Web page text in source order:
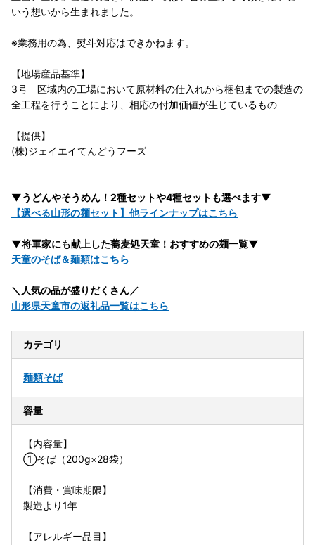
いう想いから生まれました。
※業務用の為、熨斗対応はできかねます。
【地場産品基準】
3号 区域内の工場において原材料の仕入れから梱包までの製造の
全工程を行うことにより、相応の付加価値が生じているもの
【提供】
(株)ジェイエイてんどうフーズ
▼うどんやそうめん！2種セットや4種セットも選べます▼
【選べる山形の麺セット】他ラインナップはこちら
▼将軍家にも献上した蕎麦処天童！おすすめの麺一覧▼
天童のそば＆麺類はこちら
＼人気の品が盛りだくさん／
山形県天童市の返礼品一覧はこちら
カテゴリ
麺類そば
容量
【内容量】
①そば（200g×28袋）
【消費・賞味期限】
製造より1年
【アレルギー品目】